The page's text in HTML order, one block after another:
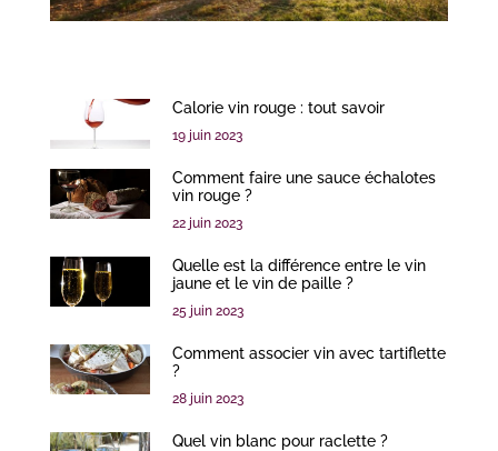
Calorie vin rouge : tout savoir
19 juin 2023
Comment faire une sauce échalotes
vin rouge ?
22 juin 2023
Quelle est la différence entre le vin
jaune et le vin de paille ?
25 juin 2023
Comment associer vin avec tartiflette
?
28 juin 2023
Quel vin blanc pour raclette ?